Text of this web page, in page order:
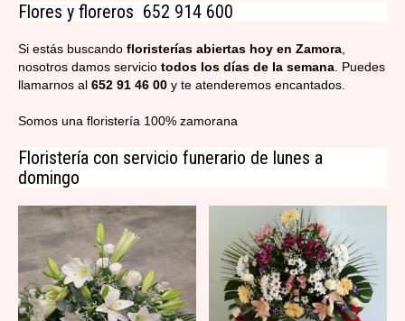
Flores y floreros 652 914 600
Si estás buscando floristerías abiertas hoy en Zamora
nosotros damos servicio todos los días de la semana . Puedes
llamarnos al 652 91 46 00 y te atenderemos encantados.
Somos una floristería 100% zamorana
Floristería con servicio funerario de lunes a
domingo